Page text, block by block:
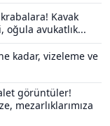
Kavak
oğula avukatlık...
kadar, vizeleme ve
görüntüler!
mezarlıklarımıza